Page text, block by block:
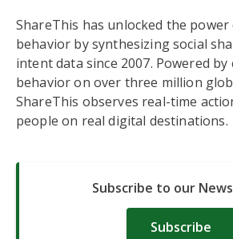
ShareThis has unlocked the
behavior by synthesizing social
intent data since 2007. Powered
behavior on over three million
ShareThis observes real-time
people on real digital destinations.
Subscribe to our
Subscribe